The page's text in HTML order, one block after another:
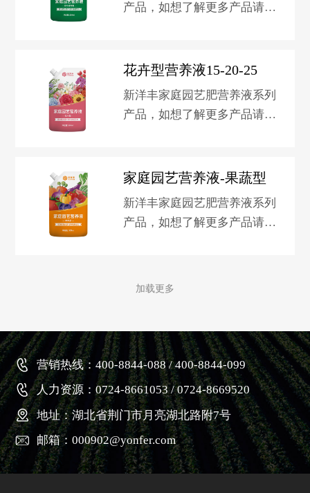
产品，如想了解更多产品请关
花卉型营养液15-20-25
新洋丰家庭园艺肥营养液系列
产品，如想了解更多产品请关
家庭园艺营养液-果蔬型
新洋丰家庭园艺肥营养液系列
产品，如想了解更多产品请关
加载更多
营销热线：400-8844-088 / 400-8844-099
人力资源：0724-8661053 / 0724-8669520
地址：湖北省荆门市月亮湖北路附7号
邮箱：000902@yonfer.com